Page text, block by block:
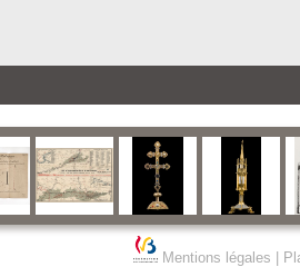
Mentions légales